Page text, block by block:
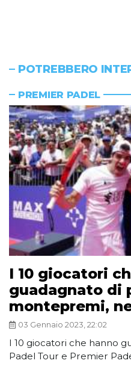
POTREBBERO
PREMIER PADEL
I 10 giocatori
guadagnato di
montepremi,
03 Gennaio 2023, 22:02
I 10 giocatori che hanno
Padel Tour e Premier